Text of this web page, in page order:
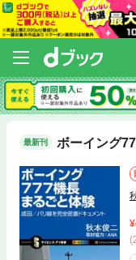
最新刊 ボーイング